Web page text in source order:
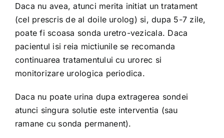
Daca nu avea, atunci merita initiat un tratament
(cel prescris de al doile urolog) si, dupa 5-7 zile,
poate fi scoasa sonda uretro-vezicala. Daca
pacientul isi reia mictiunile se recomanda
continuarea tratamentului cu urorec si
monitorizare urologica periodica.
Daca nu poate urina dupa extragerea sondei
atunci singura solutie este interventia (sau
ramane cu sonda permanent).